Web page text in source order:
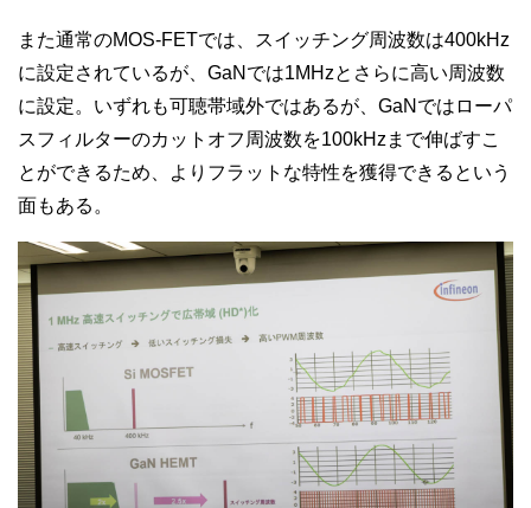
また通常のMOS-FETでは、スイッチング周波数は400kHz
に設定されているが、GaNでは1MHzとさらに高い周波数
に設定。いずれも可聴帯域外ではあるが、GaNではローパ
スフィルターのカットオフ周波数を100kHzまで伸ばすこ
とができるため、よりフラットな特性を獲得できるという
面もある。